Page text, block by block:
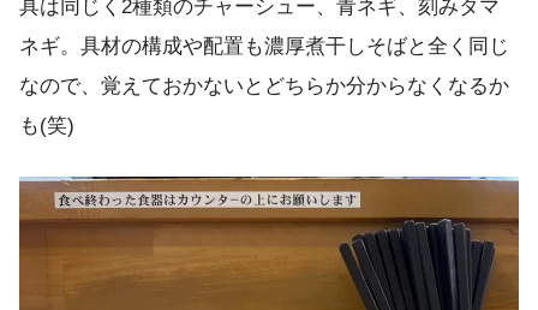
具は同じく2種類のチャーシュー、青ネギ、刻みタマ
ネギ。具材の構成や配置も濃厚煮干しそばと全く同じ
なので、覚えておかないとどちらか分からなくなるか
も(笑)